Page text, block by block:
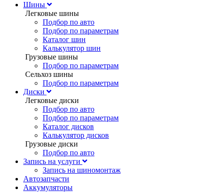
Шины
Легковые шины
Подбор по авто
Подбор по параметрам
Каталог шин
Калькулятор шин
Грузовые шины
Подбор по параметрам
Сельхоз шины
Подбор по параметрам
Диски
Легковые диски
Подбор по авто
Подбор по параметрам
Каталог дисков
Калькулятор дисков
Грузовые диски
Подбор по авто
Запись на услуги
Запись на шиномонтаж
Автозапчасти
Аккумуляторы